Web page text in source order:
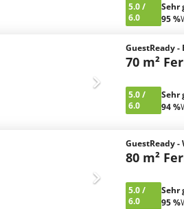
5.0/
6.0
Sehr
95 %
GuestReady
70 m²
5.0/
6.0
Sehr
94 %
GuestReady
80 m²
5.0/
6.0
Sehr
95 %